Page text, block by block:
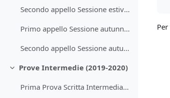
Secondo appello Sessione estiva -- Testo (16.07.2021)
Primo appello Sessione autunnale -- Testo (06.09.2021)
Secondo appello Sessione autunnale -- Testo (21.09.2021)
Minimizza
Prove Intermedie (2019-2020)
Prima Prova Scritta Intermedia -- Testo (26.11.2019)